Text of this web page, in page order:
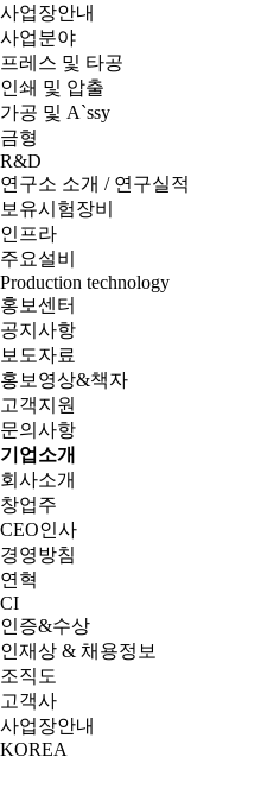
사업장안내
사업분야
프레스 및 타공
인쇄 및 압출
가공 및 A`ssy
금형
R&D
연구소 소개 / 연구실적
보유시험장비
인프라
주요설비
Production technology
홍보센터
공지사항
보도자료
홍보영상&책자
고객지원
문의사항
기업소개
회사소개
창업주
CEO인사
경영방침
연혁
CI
인증&수상
인재상 & 채용정보
조직도
고객사
사업장안내
KOREA